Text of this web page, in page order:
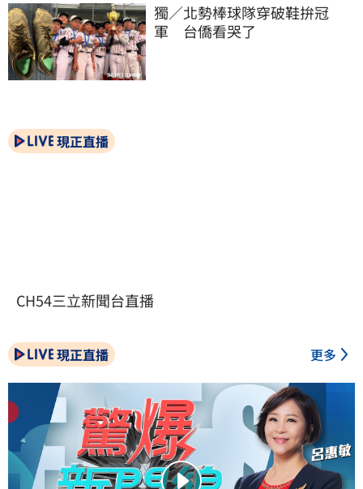
獨／北勢棒球隊穿破鞋拚冠
軍　台僑看哭了
現正直播
CH54三立新聞台直播
現正直播 更多